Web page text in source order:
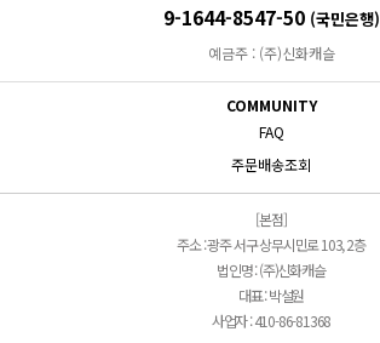
9-1644-8547-50 (국민은행)
예금주 : (주)신화캐슬
COMMUNITY
FAQ
주문배송조회
[본점]
주소 : 광주 서구 상무시민로 103, 2층
법인명 : (주)신화캐슬
대표 : 박설원
사업자 : 410-86-81368